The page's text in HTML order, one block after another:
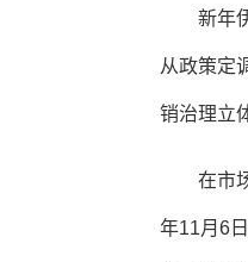
新年
从政策定
销治理立
在市
年11月6